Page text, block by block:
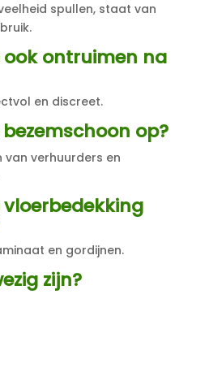
spullen, staat van
ook ontruimen na
en discreet.
op?
van verhuurders en
en gordijnen.
zijn?